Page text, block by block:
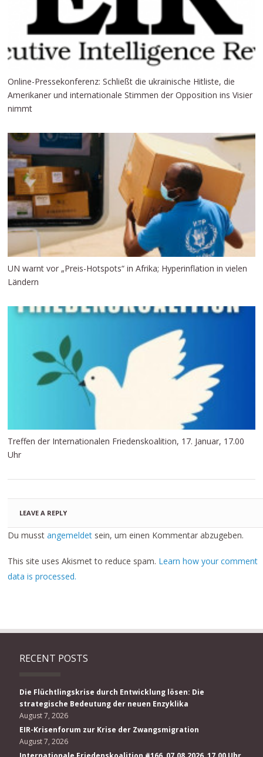
Online-Pressekonferenz: Schließt die ukrainische Hitliste, die
Amerikaner und internationale Stimmen der Opposition ins Visier
nimmt
UN warnt vor „Preis-Hotspots“ in Afrika; Hyperinflation in vielen
Ländern
Treffen der Internationalen Friedenskoalition, 17. Januar, 17.00
Uhr
LEAVE A REPLY
Du musstangemeldet sein, um einen Kommentar abzugeben.
This site uses Akismet to reduce spam. Learn how your comment
data is processed.
RECENT POSTS
Die Flüchtlingskrise durch Entwicklung lösen: Die
strategische Bedeutung der neuen Enzyklika
August 7, 2026
EIR-Krisenforum zur Krise der Zwangsmigration
August 7, 2026